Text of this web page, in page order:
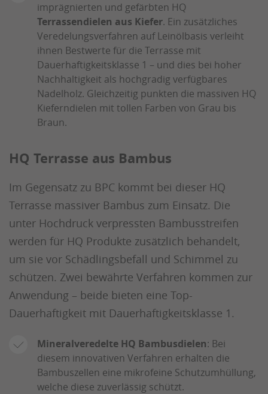
imprägnierten und gefärbten HQ
Terrassendielen aus Kiefer. Ein zusätzliches
Veredelungsverfahren auf Leinölbasis verleiht
ihnen Bestwerte für die Terrasse mit
Dauerhaftigkeitsklasse 1 – und dies bei hoher
Nachhaltigkeit als hochgradig verfügbares
Nadelholz. Gleichzeitig punkten die massiven HQ
Kieferndielen mit tollen Farben von Grau bis
Braun.
HQ Terrasse aus Bambus
Im Gegensatz zu BPC kommt bei dieser HQ
Terrasse massiver Bambus zum Einsatz. Die
unter Hochdruck verpressten Bambusstreifen
werden für HQ Produkte zusätzlich behandelt,
um sie vor Schädlingsbefall und Schimmel zu
schützen. Zwei bewährte Verfahren kommen zur
Anwendung – beide bieten eine Top-
Dauerhaftigkeit mit Dauerhaftigkeitsklasse 1.
Mineralveredelte HQ Bambusdielen: Bei
diesem innovativen Verfahren erhalten die
Bambuszellen eine mikrofeine Schutzumhüllung,
welche diese zuverlässig schützt.